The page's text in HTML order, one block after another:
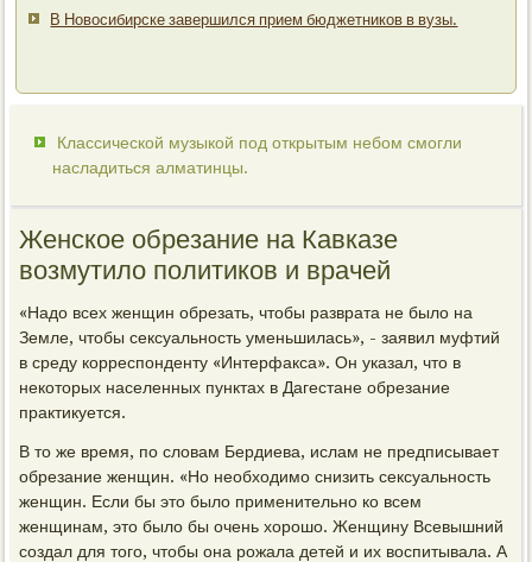
В Новосибирске завершился прием бюджетников в вузы.
Классической музыкой под открытым небом смогли
насладиться алматинцы.
Женское обрезание на Кавказе
возмутило политиков и врачей
«Надо всех женщин обрезать, чтобы разврата не было на
Земле, чтобы сексуальность уменьшилась», - заявил муфтий
в среду корреспонденту «Интерфакса». Он указал, что в
некоторых населенных пунктах в Дагестане обрезание
практикуется.
В то же время, по словам Бердиева, ислам не предписывает
обрезание женщин. «Но необходимо снизить сексуальность
женщин. Если бы это было применительно ко всем
женщинам, это было бы очень хорошо. Женщину Всевышний
создал для того, чтобы она рожала детей и их воспитывала. А